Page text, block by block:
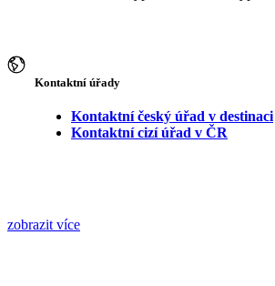
Kontaktní úřady
Kontaktní český úřad v destinaci
Kontaktní cizí úřad v ČR
zobrazit více